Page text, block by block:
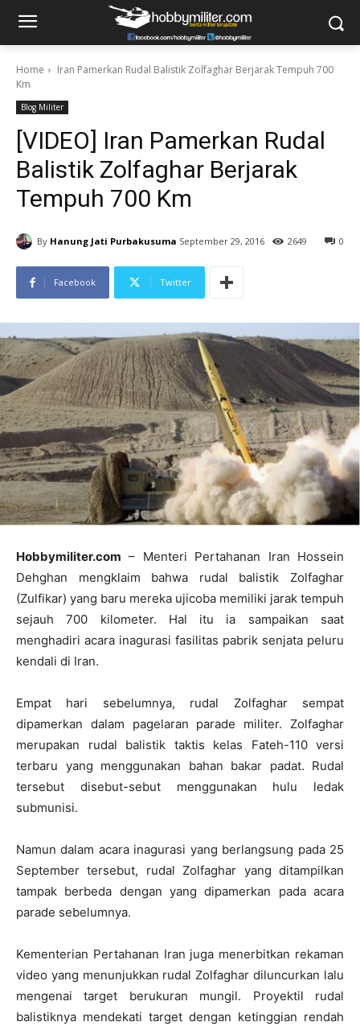
Home
Iran Pamerkan Rudal Balistik Zolfaghar Berjarak Tempuh 700
Km
Blog Militer
[VIDEO] Iran Pamerkan Rudal
Balistik Zolfaghar Berjarak
Tempuh 700 Km
By Hanung Jati Purbakusuma September 29, 2016 0
2649
Facebook Twitter
Hobbymiliter.com – Menteri Pertahanan Iran Hossein
Dehghan mengklaim bahwa rudal balistik Zolfaghar
(Zulfikar) yang baru mereka ujicoba memiliki jarak tempuh
sejauh 700 kilometer. Hal itu ia sampaikan saat
menghadiri acara inagurasi fasilitas pabrik senjata peluru
kendali di Iran.
Empat hari sebelumnya, rudal Zolfaghar sempat
dipamerkan dalam pagelaran parade militer. Zolfaghar
merupakan rudal balistik taktis kelas Fateh-110 versi
terbaru yang menggunakan bahan bakar padat. Rudal
tersebut disebut-sebut menggunakan hulu ledak
submunisi.
Namun dalam acara inagurasi yang berlangsung pada 25
September tersebut, rudal Zolfaghar yang ditampilkan
tampak berbeda dengan yang dipamerkan pada acara
parade sebelumnya.
Kementerian Pertahanan Iran juga menerbitkan rekaman
video yang menunjukkan rudal Zolfaghar diluncurkan lalu
mengenai target berukuran mungil. Proyektil rudal
balistiknya mendekati target dengan ketinggian rendah